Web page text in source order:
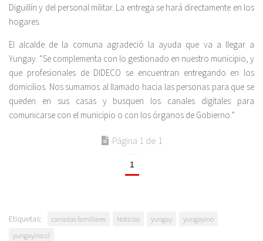
Diguillín y del personal militar. La entrega se hará directamente en los
hogares.
El alcalde de la comuna agradeció la ayuda que va a llegar a
Yungay. “Se complementa con lo gestionado en nuestro municipio, y
que profesionales de DIDECO se encuentran entregando en los
domicilios. Nos sumamos al llamado hacia las personas para que se
queden en sus casas y busquen los canales digitales para
comunicarse con el municipio o con los órganos de Gobierno.”
Página 1 de 1
1
Etiquetas: canastas familiares Noticias yungay
yungayino
yungayino.cl